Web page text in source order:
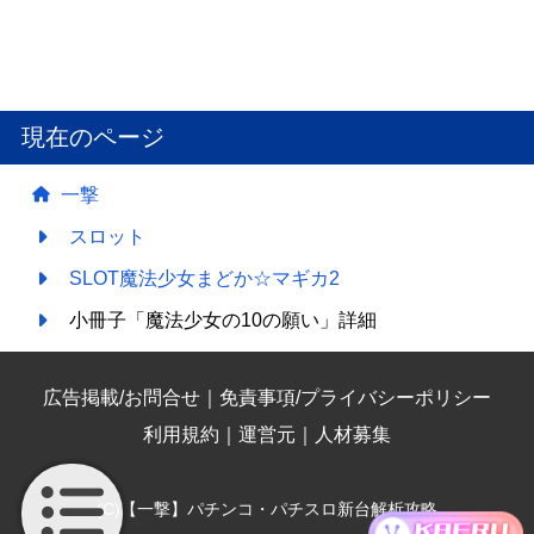
現在のページ
一撃
スロット
SLOT魔法少女まどか☆マギカ2
小冊子「魔法少女の10の願い」詳細
広告掲載/お問合せ ｜ 免責事項/プライバシーポリシー
利用規約 ｜ 運営元 ｜ 人材募集
(C)【一撃】パチンコ・パチスロ新台解析攻略